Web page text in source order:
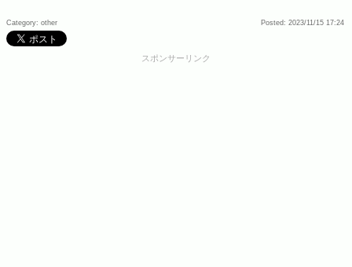
Category: other Posted: 2023/11/15 17:24
スポンサーリンク